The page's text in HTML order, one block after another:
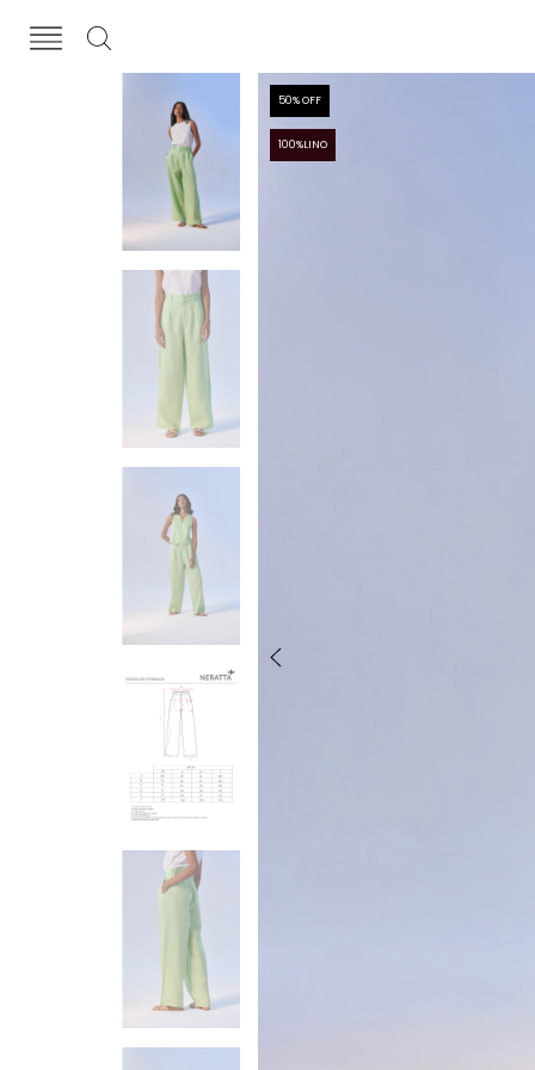
50% OFF
100%LINO